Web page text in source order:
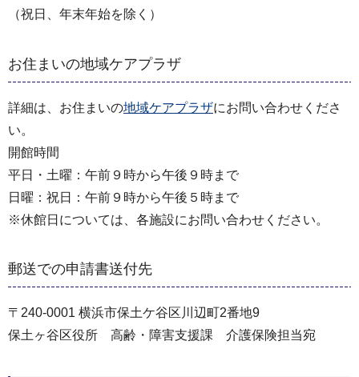
（祝日、年末年始を除く）
お住まいの地域ケアプラザ
詳細は、お住まいの地域ケアプラザにお問い合わせくださ
い。
開館時間
平日・土曜：午前９時から午後９時まで
日曜：祝日：午前９時から午後５時まで
※休館日については、各施設にお問い合わせください。
郵送での申請書送付先
〒240-0001 横浜市保土ケ谷区川辺町2番地9
保土ヶ谷区役所 高齢・障害支援課 介護保険担当宛